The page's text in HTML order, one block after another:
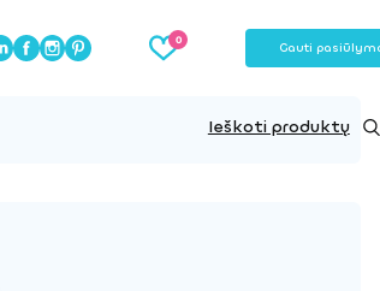
Gauti
Ieškoti produktų